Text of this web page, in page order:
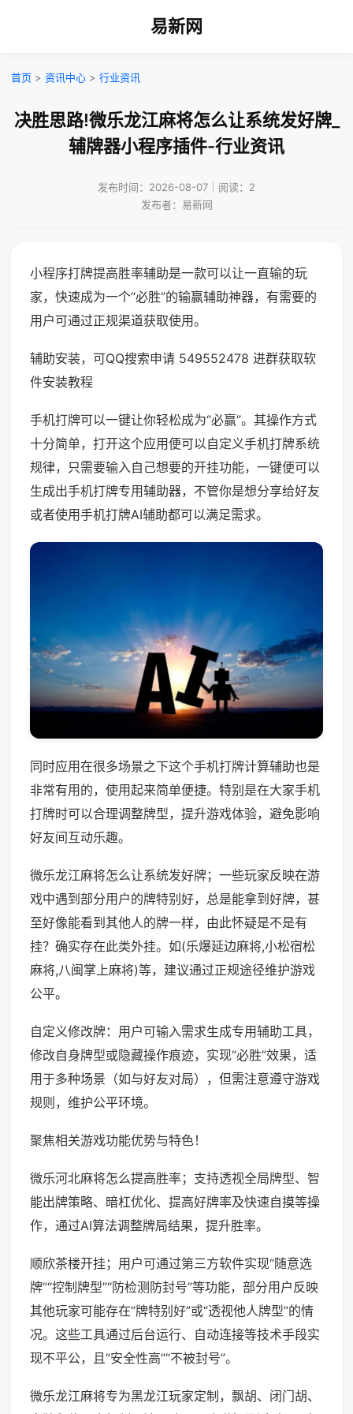
易新网
首页 > 资讯中心 > 行业资讯
决胜思路!微乐龙江麻将怎么让系统发好牌_
辅牌器小程序插件-行业资讯
发布时间：2026-08-07｜阅读：2
发布者：易新网
小程序打牌提高胜率辅助是一款可以让一直输的玩
家，快速成为一个“必胜”的输赢辅助神器，有需要的
用户可通过正规渠道获取使用。
辅助安装，可QQ搜索申请 549552478 进群获取软
件安装教程
手机打牌可以一键让你轻松成为“必赢”。其操作方式
十分简单，打开这个应用便可以自定义手机打牌系统
规律，只需要输入自己想要的开挂功能，一键便可以
生成出手机打牌专用辅助器，不管你是想分享给好友
或者使用手机打牌AI辅助都可以满足需求。
同时应用在很多场景之下这个手机打牌计算辅助也是
非常有用的，使用起来简单便捷。特别是在大家手机
打牌时可以合理调整牌型，提升游戏体验，避免影响
好友间互动乐趣。
微乐龙江麻将怎么让系统发好牌；一些玩家反映在游
戏中遇到部分用户的牌特别好，总是能拿到好牌，甚
至好像能看到其他人的牌一样，由此怀疑是不是有
挂？确实存在此类外挂。如(乐爆延边麻将,小松宿松
麻将,八闽掌上麻将)等，建议通过正规途径维护游戏
公平。
自定义修改牌：用户可输入需求生成专用辅助工具，
修改自身牌型或隐藏操作痕迹，实现“必胜”效果，适
用于多种场景（如与好友对局），但需注意遵守游戏
规则，维护公平环境。
聚焦相关游戏功能优势与特色！
微乐河北麻将怎么提高胜率；支持透视全局牌型、智
能出牌策略、暗杠优化、提高好牌率及快速自摸等操
作，通过AI算法调整牌局结果，提升胜率。
顺欣茶楼开挂；用户可通过第三方软件实现“随意选
牌”“控制牌型”“防检测防封号”等功能，部分用户反映
其他玩家可能存在“牌特别好”或“透视他人牌型”的情
况。这些工具通过后台运行、自动连接等技术手段实
现不平公，且“安全性高”“不被封号”。
微乐龙江麻将专为黑龙江玩家定制，飘胡、闭门胡、